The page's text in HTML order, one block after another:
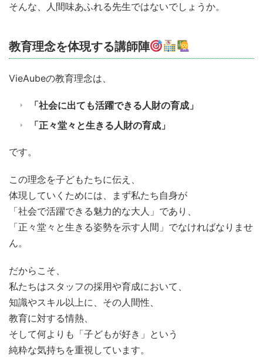
そんな、人間味あふれる先生ではないでしょうか。
教育理念を体現する講師陣
VieAubeの教育理念は、
「社会に出ても活躍できる人財の育成」
「正々堂々と生きる人財の育成」
です。
この理念を子どもたちに伝え、
体現していくためには、まず私たち自身が
「社会で活躍できる魅力的な大人」であり、
「正々堂々と生きる姿勢を示す人間」でなければなりませ
ん。
だからこそ、
私たちはスタッフの採用や育成において、
知識やスキル以上に、その人間性、
教育に対する情熱、
そして何よりも「子どもが好き」という
純粋な気持ちを重視しています。